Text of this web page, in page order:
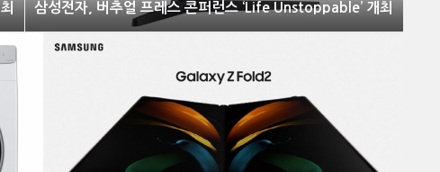
삼성전자, 버추얼 프레스 콘퍼런스 ‘Life Unstoppable’ 개최